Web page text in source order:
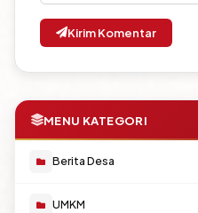
Kirim Komentar
MENU KATEGORI
Berita Desa
UMKM